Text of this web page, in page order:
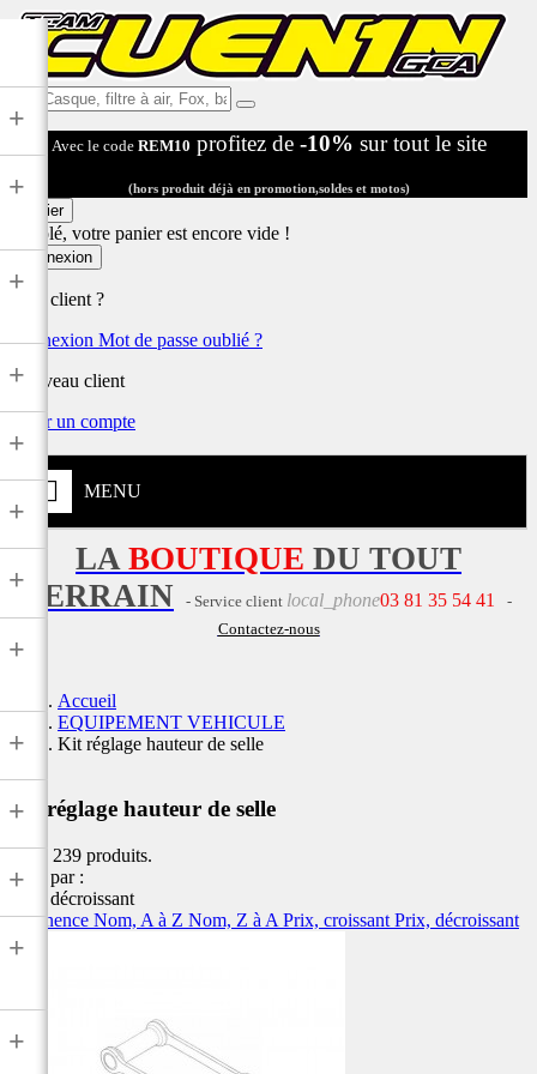
Ex:
Casque,
filtre
air,
Fox,
...
Avec le code REM10 profitez de -10% sur tout le site
(hors produit déjà en promotion,soldes et motos)
Panier
Désolé, votre panier est encore vide !
Connexion
Déjà client ?
Connexion Mot de passe oublié ?
Nouveau client
Créer un compte
MENU
+
+
+
+
+
+
+
+
+
+
+
+
+
LA BOUTIQUE DU TOUT
TERRAIN
- Service client local_phone03 81 35 54 41
-
Contactez-nous
Accueil
EQUIPEMENT VEHICULE
Kit réglage hauteur de selle
Kit réglage hauteur de selle
Il y a 239 produits.
Trier par :
Prix, décroissant
Pertinence Nom, A à Z Nom, Z à A Prix, croissant Prix, décroissant